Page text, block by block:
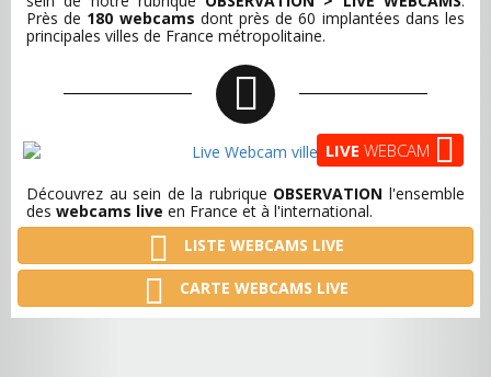
Près de 180 webcams dont près de 60 implantées dans les
principales villes de France métropolitaine.
LIVE WEBCAM
Découvrez au sein de la rubrique OBSERVATION l'ensemble
des webcams live en France et à l'international.
LISTE WEBCAMS LIVE
CARTE WEBCAMS LIVE